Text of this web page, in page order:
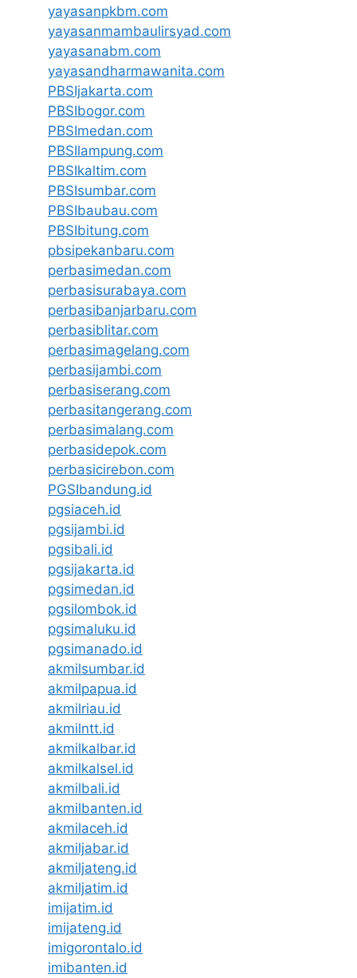
yayasanpkbm.com
yayasanmambaulirsyad.com
yayasanabm.com
yayasandharmawanita.com
PBSIjakarta.com
PBSIbogor.com
PBSImedan.com
PBSIlampung.com
PBSIkaltim.com
PBSIsumbar.com
PBSIbaubau.com
PBSIbitung.com
pbsipekanbaru.com
perbasimedan.com
perbasisurabaya.com
perbasibanjarbaru.com
perbasiblitar.com
perbasimagelang.com
perbasijambi.com
perbasiserang.com
perbasitangerang.com
perbasimalang.com
perbasidepok.com
perbasicirebon.com
PGSIbandung.id
pgsiaceh.id
pgsijambi.id
pgsibali.id
pgsijakarta.id
pgsimedan.id
pgsilombok.id
pgsimaluku.id
pgsimanado.id
akmilsumbar.id
akmilpapua.id
akmilriau.id
akmilntt.id
akmilkalbar.id
akmilkalsel.id
akmilbali.id
akmilbanten.id
akmilaceh.id
akmiljabar.id
akmiljateng.id
akmiljatim.id
imijatim.id
imijateng.id
imigorontalo.id
imibanten.id